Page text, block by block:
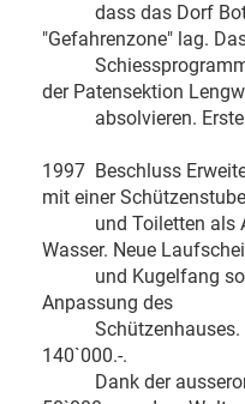
dass das Dorf
"Gefahrenzone" lag.
Schiessprogramm
der Patensektion
absolvieren.
1997 Beschluss
mit einer Schützenstube
und Toiletten als
Wasser. Neue
und Kugelfang
Anpassung des
Schützenhauses.
140`000.-.
Dank der